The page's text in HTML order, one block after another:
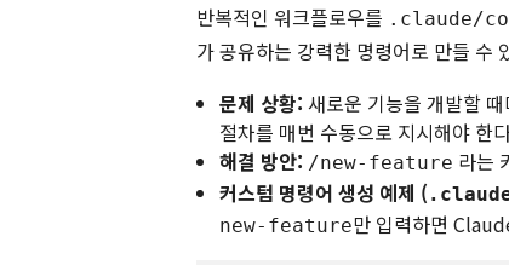
반복적인 워크플로우를 .claude/
가 공유하는 강력한 명령어로 만들 수
문제 상황: 새로운 기능을 개발할
절차를 매번 수동으로 지시해야 한
해결 방안: /new-feature 라는
커스텀 명령어 생성 예제 (
new-feature만 입력하면